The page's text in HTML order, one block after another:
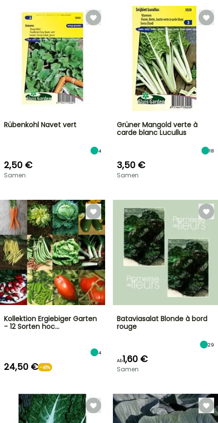
Rübenkohl Navet vert
4
2,50 €
Samen
Grüner Mangold verte à
carde blanc Lucullus
18
3,50 €
Samen
Kollektion Ergiebiger Garten
- 12 Sorten hoc…
4
24,50 € -41%
Bataviasalat Blonde à bord
rouge
29
Ab1,60 €
Samen